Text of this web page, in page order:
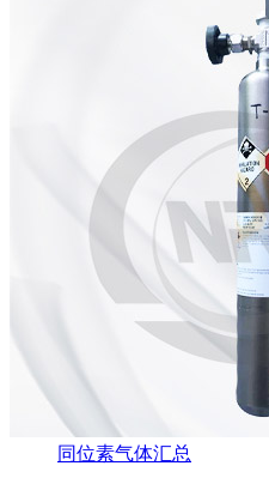
同位素气体汇总